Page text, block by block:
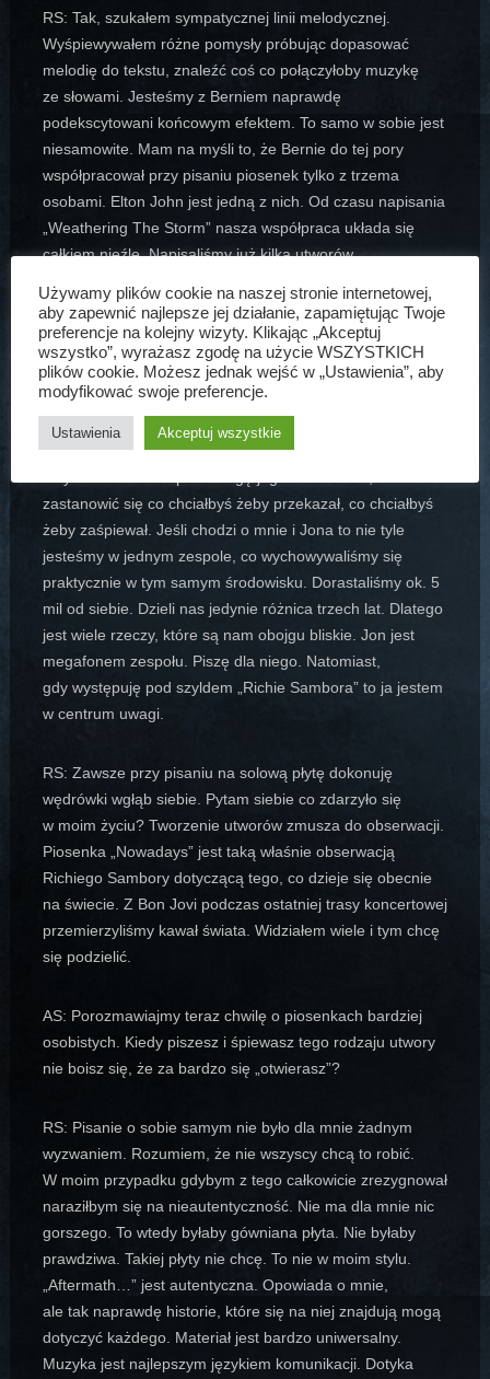
RS: Tak, szukałem sympatycznej linii melodycznej.
Wyśpiewywałem różne pomysły próbując dopasować
melodię do tekstu, znaleźć coś co połączyłoby muzykę
ze słowami. Jesteśmy z Berniem naprawdę
podekscytowani końcowym efektem. To samo w sobie jest
niesamowite. Mam na myśli to, że Bernie do tej pory
współpracował przy pisaniu piosenek tylko z trzema
osobami. Elton John jest jedną z nich. Od czasu napisania
„Weathering The Storm” nasza współpraca układa się
całkiem nieźle. Napisaliśmy już kilka utworów.
AS: Pisząc piosenki na album Bon Jovi robisz to wiedząc,
że będzie je wykonywał ktoś inny. Jon jest wokalistą zatem
to zrozumiałe. Na „Aftermath…” porzuciłeś rolę jedynie
gitarzysty i stałeś się wokalistą. To duża zmiana.
RS: Dokładnie. Tworząc piosenki we współpracy z kimś
zastanowić się co chciałbyś żeby przekazał, co chciałbyś
żeby zaśpiewał. Jeśli chodzi o mnie i Jona to nie tyle
jesteśmy w jednym zespole, co wychowywaliśmy się
praktycznie w tym samym środowisku. Dorastaliśmy ok. 5
mil od siebie. Dzieli nas jedynie różnica trzech lat. Dlatego
jest wiele rzeczy, które są nam obojgu bliskie. Jon jest
megafonem zespołu. Piszę dla niego. Natomiast,
gdy występuję pod szyldem „Richie Sambora” to ja jestem
w centrum uwagi.
RS: Zawsze przy pisaniu na solową płytę dokonuję
wędrówki wgłąb siebie. Pytam siebie co zdarzyło się
w moim życiu? Tworzenie utworów zmusza do obserwacji.
Piosenka „Nowadays” jest taką właśnie obserwacją
Richiego Sambory dotyczącą tego, co dzieje się obecnie
na świecie. Z Bon Jovi podczas ostatniej trasy koncertowej
przemierzyliśmy kawał świata. Widziałem wiele i tym chcę
się podzielić.
AS: Porozmawiajmy teraz chwilę o piosenkach bardziej
osobistych. Kiedy piszesz i śpiewasz tego rodzaju utwory
nie boisz się, że za bardzo się „otwierasz”?
RS: Pisanie o sobie samym nie było dla mnie żadnym
wyzwaniem. Rozumiem, że nie wszyscy chcą to robić.
W moim przypadku gdybym z tego całkowicie zrezygnował
naraziłbym się na nieautentyczność. Nie ma dla mnie nic
gorszego. To wtedy byłaby gówniana płyta. Nie byłaby
prawdziwa. Takiej płyty nie chcę. To nie w moim stylu.
„Aftermath…” jest autentyczna. Opowiada o mnie,
ale tak naprawdę historie, które się na niej znajdują mogą
dotyczyć każdego. Materiał jest bardzo uniwersalny.
Muzyka jest najlepszym językiem komunikacji. Dotyka
Używamy plików cookie na naszej stronie internetowej,
aby zapewnić najlepsze jej działanie, zapamiętując Twoje
preferencje na kolejny wizyty. Klikając „Akceptuj
wszystko”, wyrażasz zgodę na użycie WSZYSTKICH
plików cookie. Możesz jednak wejść w „Ustawienia”, aby
modyfikować swoje preferencje.
Ustawienia Akceptuj wszystkie